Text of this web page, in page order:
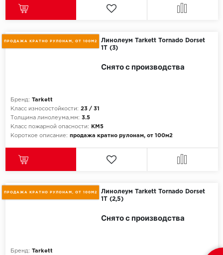
Vinilam
ПРОДАЖА КРАТНО РУЛОНАМ, ОТ 100М2
Линолеум Tarkett Tornado Dorset
1T (3)
Бренд: Tarkett
Класс износостойкости: 23 / 31
Толщина линолеума,мм: 3.5
Класс пожарной опасности:
КМ5
Короткое описание: продажа кратно рулонам, от 100м2
Снято с производства
ПРОДАЖА КРАТНО РУЛОНАМ, ОТ 100М2
Линолеум Tarkett Tornado Dorset
1T (2,5)
Бренд: Tarkett
Снято с производства